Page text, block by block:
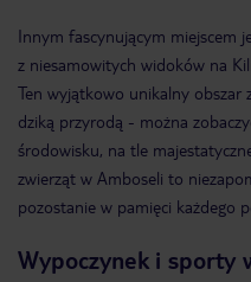
Innym fascynującym miejscem
z niesamowitych widoków na
Ten wyjątkowo unikalny obszar
dziką przyrodą - można
środowisku, na tle
zwierząt w Amboseli to
pozostanie w pamięci każdego
Wypoczynek i sporty